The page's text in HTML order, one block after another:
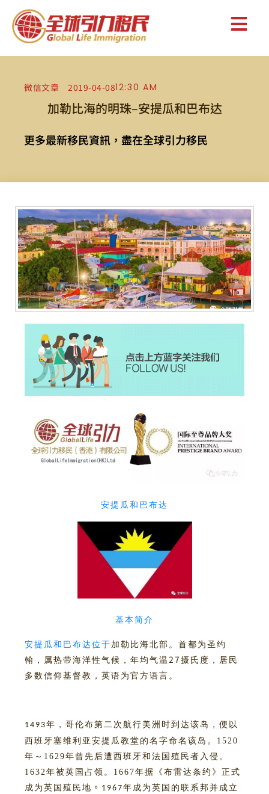
微信文章 2019-04-0812:30 AM
加勒比海的明珠–安提瓜和巴布达
更多最新移民資訊，盡在全球引力移民
安提瓜和巴布达
基本简介
安提瓜和巴布达位于 加勒比海北部 。首都为圣约
翰，属热带海洋性气候，年均气温 27 摄氏度，居民
多数信仰基督教，英语为官方语言。
1493年， 哥伦布第二次航行美洲时到达该岛，便以
西班牙塞维利亚安提瓜教堂的名字命名该岛。1520
年～1629年曾先后遭西班牙和法国殖民者入侵。
1632年被英国占领。1667年据
《布雷达条约》正式
成为英国殖民地 。 1967年成为英国的联系邦并成立